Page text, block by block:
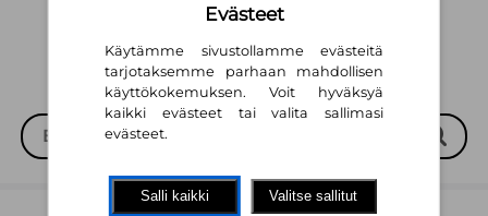
Evästeet
Käytämme sivustollamme evästeitä
tarjotaksemme parhaan mahdollisen
käyttökokemuksen. Voit hyväksyä
kaikki evästeet tai valita sallimasi
evästeet.
Salli kaikki Valitse sallitut